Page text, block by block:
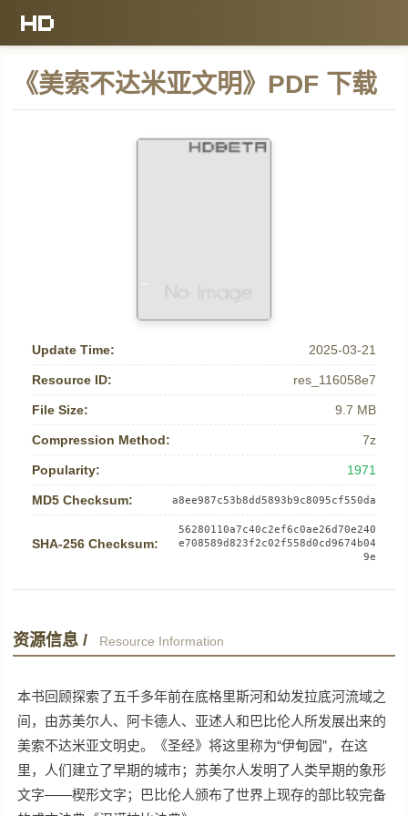
《美索不达米亚文明》PDF 下载
Update Time: 2025-03-21
Resource ID: res_116058e7
File Size: 9.7 MB
Compression Method: 7z
Popularity: 1971
MD5 Checksum: a8ee987c53b8dd5893b9c8095cf550da
SHA-256 Checksum:
56280110a7c40c2ef6c0ae26d70e240
e708589d823f2c02f558d0cd9674b04
9e
资源信息 / Resource Information
本书回顾探索了五千多年前在底格里斯河和幼发拉底河流域之
间，由苏美尔人、阿卡德人、亚述人和巴比伦人所发展出来的
美索不达米亚文明史。《圣经》将这里称为“伊甸园”，在这
里，人们建立了早期的城市；苏美尔人发明了人类早期的象形
文字——楔形文字；巴比伦人颁布了世界上现存的部比较完备